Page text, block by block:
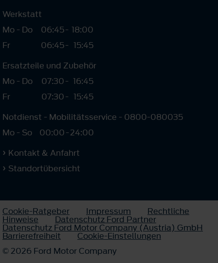
Werkstatt
Mo - Do
06:45- 18:00
Fr
06:45- 15:45
Ersatzteile und Zubehör
Mo - Do
07:30- 16:45
Fr
07:30- 15:45
Notdienst - Mobilitätsservice - 0800-080035
Mo - So
00:00-24:00
Kontakt & Anfahrt
Standortübersicht
Cookie-Ratgeber Impressum Rechtliche
Hinweise Datenschutz Ford Partner
Datenschutz Ford Motor Company (Austria) GmbH
Barrierefreiheit
Cookie-Einstellungen
© 2026 Ford Motor Company